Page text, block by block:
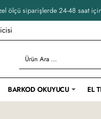
ölçü siparişlerde 24-48 saat
Ürün
Ara
...
BARKOD OKUYUCU EL